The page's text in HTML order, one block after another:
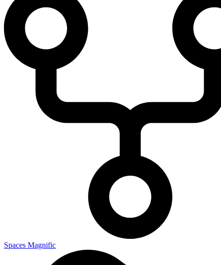
Spaces Magnific